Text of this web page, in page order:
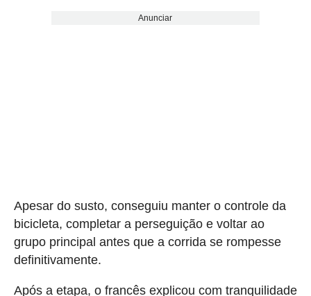
Anunciar
Apesar do susto, conseguiu manter o controle da
bicicleta, completar a perseguição e voltar ao
grupo principal antes que a corrida se rompesse
definitivamente.
Após a etapa, o francês explicou com tranquilidade